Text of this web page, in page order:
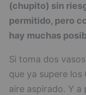
(chupito) sin
permitido, pero
hay muchas
Si toma dos
que ya supere
aire aspirado. Y